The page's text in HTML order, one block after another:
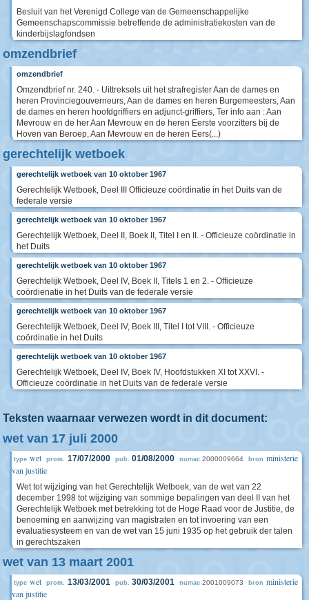
Besluit van het Verenigd College van de Gemeenschappelijke
Gemeenschapscommissie betreffende de administratiekosten van de
kinderbijslagfondsen
omzendbrief
omzendbrief
Omzendbrief nr. 240. - Uittreksels uit het strafregister Aan de dames en
heren Provinciegouverneurs, Aan de dames en heren Burgemeesters, Aan
de dames en heren hoofdgriffiers en adjunct-griffiers, Ter info aan : Aan
Mevrouw en de her Aan Mevrouw en de heren Eerste voorzitters bij de
Hoven van Beroep, Aan Mevrouw en de heren Eers(...)
gerechtelijk wetboek
gerechtelijk wetboek van 10 oktober 1967
Gerechtelijk Wetboek, Deel III Officieuze coördinatie in het Duits van de
federale versie
gerechtelijk wetboek van 10 oktober 1967
Gerechtelijk Wetboek, Deel II, Boek II, Titel I en II. - Officieuze coördinatie in
het Duits
gerechtelijk wetboek van 10 oktober 1967
Gerechtelijk Wetboek, Deel IV, Boek II, Titels 1 en 2. - Officieuze
coördienatie in het Duits van de federale versie
gerechtelijk wetboek van 10 oktober 1967
Gerechtelijk Wetboek, Deel IV, Boek III, Titel I tot VIII. - Officieuze
coördinatie in het Duits
gerechtelijk wetboek van 10 oktober 1967
Gerechtelijk Wetboek, Deel IV, Boek IV, Hoofdstukken XI tot XXVI. -
Officieuze coördinatie in het Duits van de federale versie
Teksten waarnaar verwezen wordt in dit document:
wet van 17 juli 2000
type wet prom. 17/07/2000 pub. 01/08/2000 numac 2000009664 bron ministerie
van justitie
Wet tot wijziging van het Gerechtelijk Wetboek, van de wet van 22
december 1998 tot wijziging van sommige bepalingen van deel II van het
Gerechtelijk Wetboek met betrekking tot de Hoge Raad voor de Justitie, de
benoeming en aanwijzing van magistraten en tot invoering van een
evaluatiesysteem en van de wet van 15 juni 1935 op het gebruik der talen
in gerechtszaken
wet van 13 maart 2001
type wet prom. 13/03/2001 pub. 30/03/2001 numac 2001009073 bron ministerie
van justitie